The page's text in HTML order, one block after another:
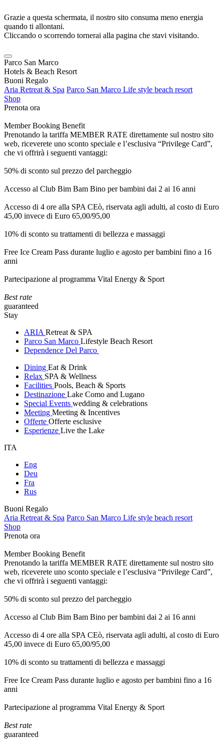
Grazie a questa schermata, il nostro sito consuma meno energia
quando ti allontani.
Cliccando o scorrendo tornerai alla pagina che stavi visitando.
Parco San Marco
Hotels & Beach Resort
Buoni Regalo
Aria Retreat & Spa Parco San Marco Life style beach resort
Shop
Prenota ora
Member Booking Benefit
Prenotando la tariffa MEMBER RATE direttamente sul nostro sito
web, riceverete uno sconto speciale e l’esclusiva “Privilege Card”,
che vi offrirà i seguenti vantaggi:
50% di sconto sul prezzo del parcheggio
Accesso al Club Bim Bam Bino per bambini dai 2 ai 16 anni
Accesso di 4 ore alla SPA CEò, riservata agli adulti, al costo di Euro
45,00 invece di Euro 65,00/95,00
10% di sconto su trattamenti di bellezza e massaggi
Free Ice Cream Pass durante luglio e agosto per bambini fino a 16
anni
Partecipazione al programma Vital Energy & Sport
Best rate
guaranteed
Stay
ARIA Retreat & SPA
Parco San Marco Lifestyle Beach Resort
Dependence Del Parco
Dining Eat & Drink
Relax SPA & Wellness
Facilities Pools, Beach & Sports
Destinazione Lake Como and Lugano
Special Events wedding & celebrations
Meeting Meeting & Incentives
Offerte Offerte esclusive
Esperienze Live the Lake
ITA
Eng
Deu
Fra
Rus
Buoni Regalo
Aria Retreat & Spa Parco San Marco Life style beach resort
Shop
Prenota ora
Member Booking Benefit
Prenotando la tariffa MEMBER RATE direttamente sul nostro sito
web, riceverete uno sconto speciale e l’esclusiva “Privilege Card”,
che vi offrirà i seguenti vantaggi:
50% di sconto sul prezzo del parcheggio
Accesso al Club Bim Bam Bino per bambini dai 2 ai 16 anni
Accesso di 4 ore alla SPA CEò, riservata agli adulti, al costo di Euro
45,00 invece di Euro 65,00/95,00
10% di sconto su trattamenti di bellezza e massaggi
Free Ice Cream Pass durante luglio e agosto per bambini fino a 16
anni
Partecipazione al programma Vital Energy & Sport
Best rate
guaranteed